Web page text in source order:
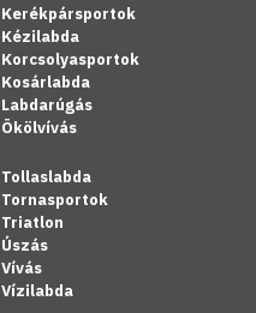
Kerékpársportok
Kézilabda
Korcsolyasportok
Kosárlabda
Labdarúgás
Ökölvívás
Tollaslabda
Tornasportok
Triatlon
Úszás
Vívás
Vízilabda